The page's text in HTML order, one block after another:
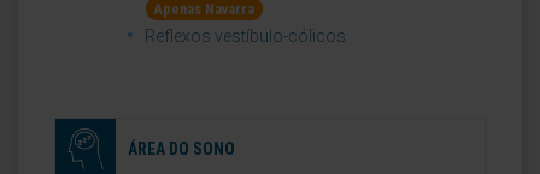
Apenas Navarra
Reflexos vestíbulo-cólicos
ÁREA DO SONO